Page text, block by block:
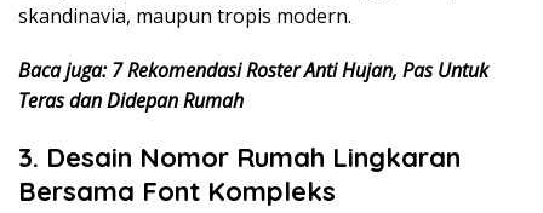
skandinavia, maupun tropis modern.
Baca juga: 7 Rekomendasi Roster Anti Hujan, Pas Untuk
Teras dan Didepan Rumah
3. Desain Nomor Rumah Lingkaran
Bersama Font Kompleks